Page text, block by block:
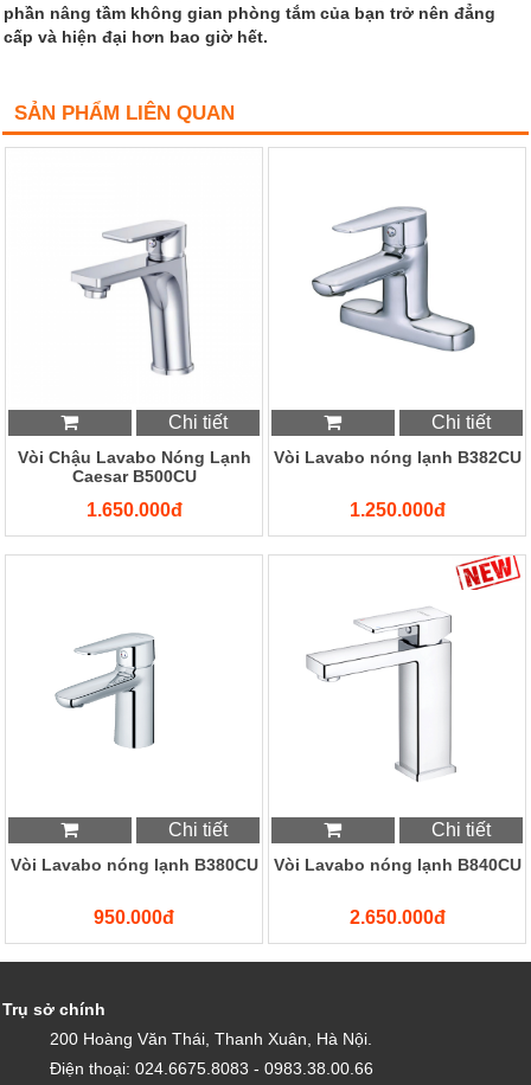
phần nâng tầm không gian phòng tắm của bạn trở nên đẳng
cấp và hiện đại hơn bao giờ hết.
SẢN PHẨM LIÊN QUAN
Chi tiết
Vòi Chậu Lavabo Nóng Lạnh
Caesar B500CU
1.650.000đ
Chi tiết
Vòi Lavabo nóng lạnh B382CU
1.250.000đ
Chi tiết
Vòi Lavabo nóng lạnh B380CU
950.000đ
Chi tiết
Vòi Lavabo nóng lạnh B840CU
2.650.000đ
Trụ sở chính
200 Hoàng Văn Thái, Thanh Xuân, Hà Nội.
Điện thoại: 024.6675.8083 - 0983.38.00.66